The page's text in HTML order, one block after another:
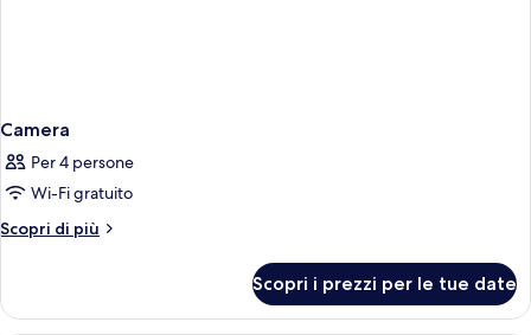
Camera
Per 4 persone
Wi-Fi gratuito
Scopri di più
Altri
Scopri i prezzi per le tue date